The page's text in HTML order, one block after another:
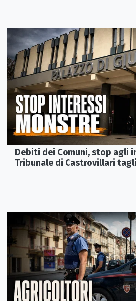
Debiti dei Comuni, stop agli
Tribunale di Castrovillari